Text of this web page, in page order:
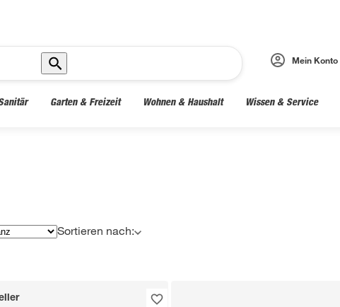
Mein Konto
Garten & Freizeit Wohnen & Haushalt Wissen & Service
Sortieren nach: